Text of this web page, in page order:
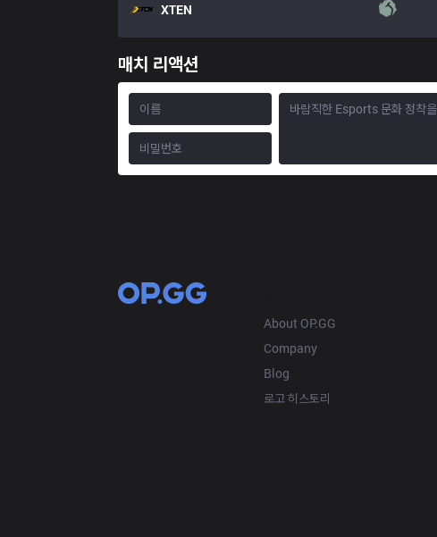
XTEN
매치 리액션
About OP.GG
Company
Blog
로고 히스토리